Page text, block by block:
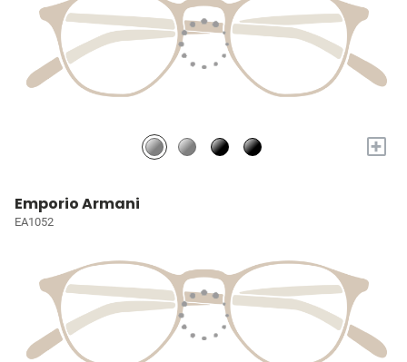
+
Emporio Armani
EA1052